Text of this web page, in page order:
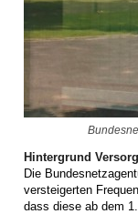
Hintergrund
Die
versteigerten
dass diese ab dem